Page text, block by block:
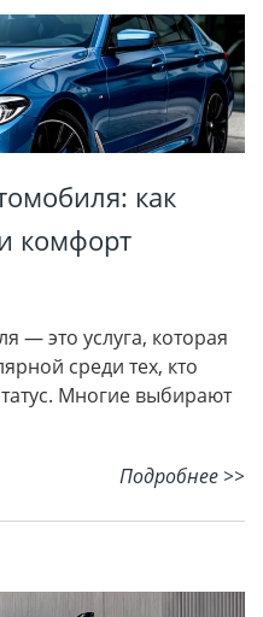
как
комфорт
— это услуга, которая
среди тех, кто
Многие выбирают
Подробнее >>